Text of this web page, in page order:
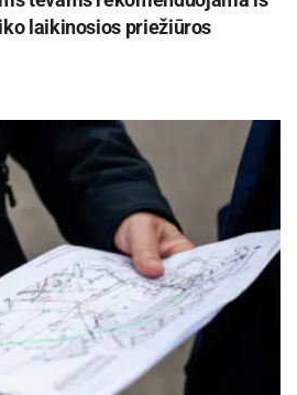
laikinosios priežiūros